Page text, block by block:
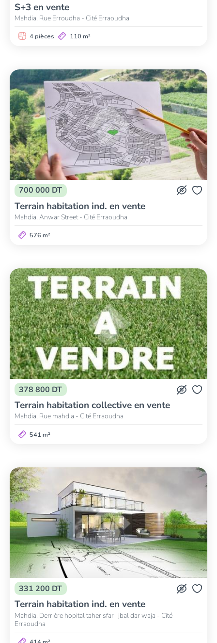
S+3 en vente
Mahdia, Rue Erroudha - Cité Erraoudha
4 pièces 110 m²
700 000 DT
Terrain habitation ind. en vente
Mahdia, Anwar Street - Cité Erraoudha
576 m²
378 800 DT
Terrain habitation collective en vente
Mahdia, Rue mahdia - Cité Erraoudha
541 m²
331 200 DT
Terrain habitation ind. en vente
Mahdia, Derrière hopital taher sfar ; jbal dar waja - Cité
Erraoudha